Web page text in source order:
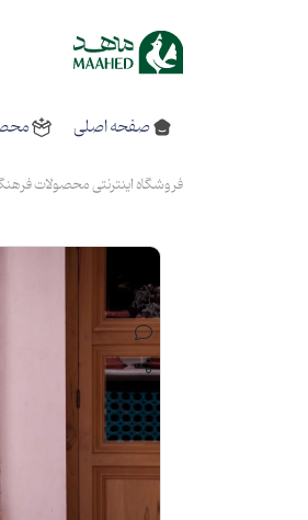
صفحه اصلی
فروشگاه اینترنتی محصولات